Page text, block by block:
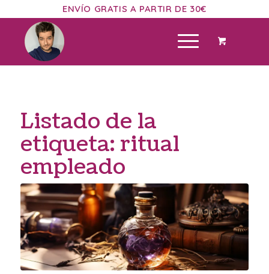
ENVÍO GRATIS A PARTIR DE 30€
Listado de la
etiqueta: ritual
empleado